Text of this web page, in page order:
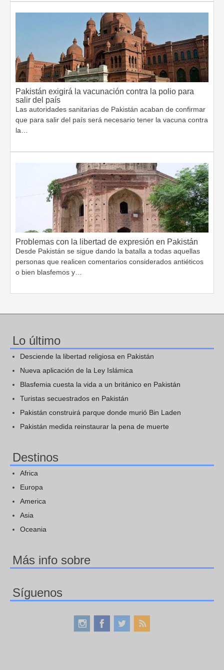
Pakistán exigirá la vacunación contra la polio para
salir del país
Las autoridades sanitarias de Pakistán acaban de confirmar
que para salir del país será necesario tener la vacuna contra
la…
Problemas con la libertad de expresión en Pakistán
Desde Pakistán se sigue dando la batalla a todas aquellas
personas que realicen comentarios considerados antiéticos
o bien blasfemos y…
Lo último
Desciende la libertad religiosa en Pakistán
Nueva aplicación de la Ley Islámica
Blasfemia cuesta la vida a un británico en Pakistán
Turistas secuestrados en Pakistán
Pakistán construirá parque donde murió Bin Laden
Pakistán medida reinstaurar la pena de muerte
Destinos
Africa
Europa
America
Asia
Oceania
Más info sobre
Síguenos